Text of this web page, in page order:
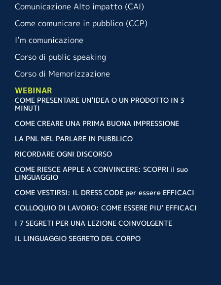
Comunicazione Alto impatto (CAI)
Come comunicare in pubblico (CCP)
I’m comunicazione
Corso di public speaking
Corso di Memorizzazione
WEBINAR
COME PRESENTARE UN’IDEA O UN PRODOTTO IN 3
MINUTI
COME CREARE UNA PRIMA BUONA IMPRESSIONE
LA PNL NEL PARLARE IN PUBBLICO
RICORDARE OGNI DISCORSO
COME RIESCE APPLE A CONVINCERE: SCOPRI il suo
LINGUAGGIO
COME VESTIRSI: IL DRESS CODE per essere EFFICACI
COLLOQUIO DI LAVORO: COME ESSERE PIU’ EFFICACI
I 7 SEGRETI PER UNA LEZIONE COINVOLGENTE
IL LINGUAGGIO SEGRETO DEL CORPO